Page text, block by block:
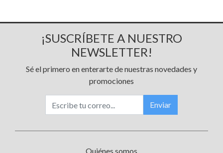
¡SUSCRÍBETE A NUESTRO
NEWSLETTER!
Sé el primero en enterarte de nuestras novedades y
promociones
Enviar
Quiénes somos